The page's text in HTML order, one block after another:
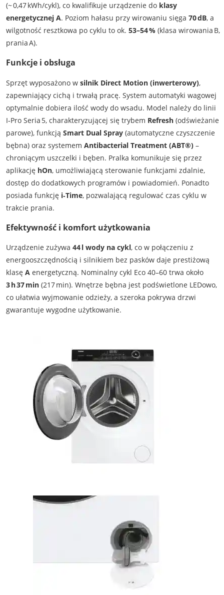
(~ 0,47 kWh/cykl), co kwalifikuje urządzenie do klasy
energetycznej A. Poziom hałasu przy wirowaniu sięga 70 dB, a
wilgotność resztkowa po cyklu to ok. 53–54 %(klasa wirowania B,
prania A).
Funkcje i obsługa
Sprzęt wyposażono w silnik Direct Motion (inwerterowy),
zapewniający cichą i trwałą pracę. System automatyki wagowej
optymalnie dobiera ilość wody do wsadu. Model należy do linii
I‑Pro Seria 5, charakteryzującej się trybem Refresh(odświeżanie
parowe), funkcją Smart Dual Spray(automatyczne czyszczenie
bębna) oraz systemem Antibacterial Treatment (ABT®)–
chroniącym uszczelki i bęben. Pralka komunikuje się przez
aplikację hOn, umożliwiającą sterowanie funkcjami zdalnie,
dostęp do dodatkowych programów i powiadomień. Ponadto
posiada funkcję i‑Time, pozwalającą regulować czas cyklu w
trakcie prania.
Efektywność i komfort użytkowania
Urządzenie zużywa 44 l wody na cykl, co w połączeniu z
energooszczędnością i silnikiem bez pasków daje prestiżową
klasę Aenergetyczną. Nominalny cykl Eco 40–60 trwa około
3 h 37 min(217 min). Wnętrze bębna jest podświetlone LEDowo,
co ułatwia wyjmowanie odzieży, a szeroka pokrywa drzwi
gwarantuje wygodne użytkowanie.